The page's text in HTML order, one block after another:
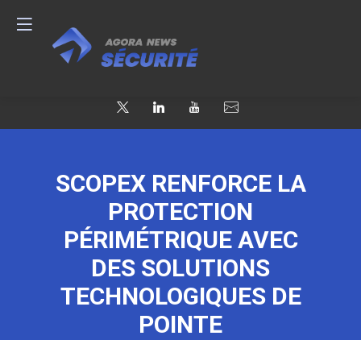
SCOPEX RENFORCE LA
PROTECTION
PÉRIMÉTRIQUE AVEC
DES SOLUTIONS
TECHNOLOGIQUES DE
POINTE